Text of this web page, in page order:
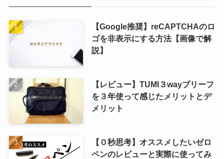
【Google推奨】reCAPTCHAのロ
ゴを非表示にする方法【画像で解
説】
【レビュー】TUMI３wayブリーフ
を３年使って感じたメリットとデ
メリット
【０秒思考】オススメしたいゼロ
ペンのレビューと実際に使ってみ